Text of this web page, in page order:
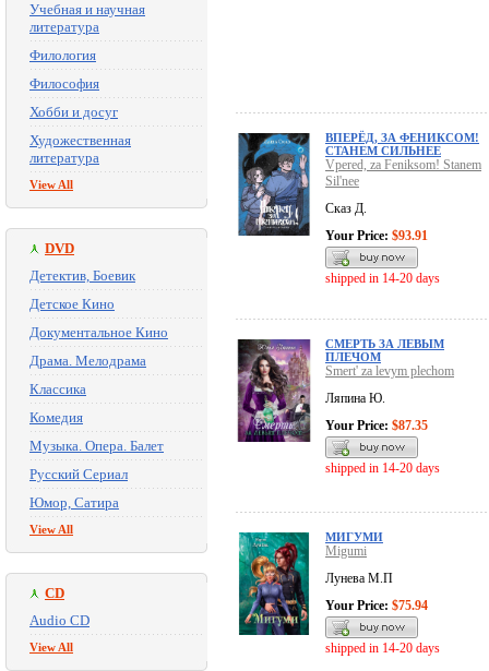
Учебная и научная
литература
Филология
Философия
Хобби и досуг
Художественная
литература
View All
DVD
Детектив, Боевик
Детское Кино
Документальное Кино
Драма. Мелодрама
Классика
Комедия
Музыка. Опера. Балет
Русский Сериал
Юмор, Сатира
View All
CD
Audio CD
View All
ВПЕРЁД, ЗА ФЕНИКСОМ!
СТАНЕМ СИЛЬНЕЕ
Vpered, za Feniksom! Stanem
Sil'nee
Сказ Д.
Your Price: $93.91
shipped in 14-20 days
СМЕРТЬ ЗА ЛЕВЫМ
ПЛЕЧОМ
Smert' za levym plechom
Ляпина Ю.
Your Price: $87.35
shipped in 14-20 days
МИГУМИ
Migumi
Лунева М.П
Your Price: $75.94
shipped in 14-20 days